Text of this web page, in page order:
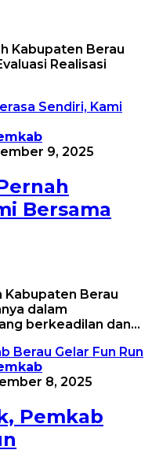
Kabupaten Berau
Realisasi
9, 2025
Bersama
Kabupaten Berau
dalam
berkeadilan dan…
8, 2025
Pemkab